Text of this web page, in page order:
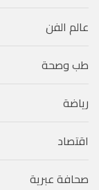
عالم الفن
طب وصحة
رياضة
اقتصاد
صحافة عبرية